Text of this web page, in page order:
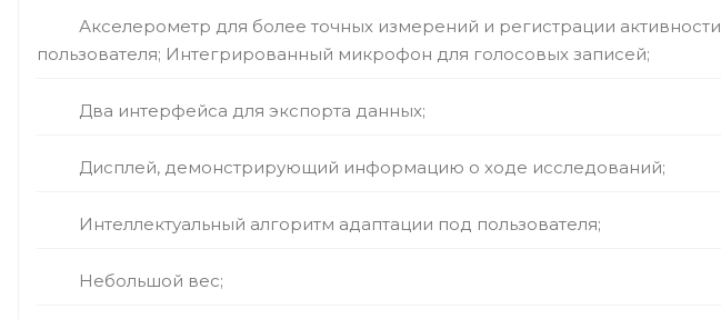
Акселерометр для более точных измерений и регистрации активности
пользователя; Интегрированный микрофон для голосовых записей;
Два интерфейса для экспорта данных;
Дисплей, демонстрирующий информацию о ходе исследований;
Интеллектуальный алгоритм адаптации под пользователя;
Небольшой вес;